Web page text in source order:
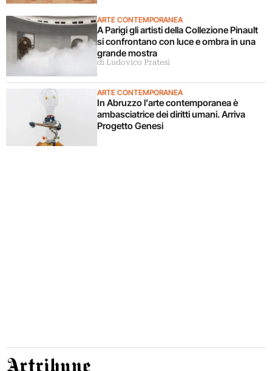
ARTE CONTEMPORANEA
A Parigi gli artisti della Collezione Pinault
si confrontano con luce e ombra in una
grande mostra
di Ludovico Pratesi
ARTE CONTEMPORANEA
In Abruzzo l’arte contemporanea è
ambasciatrice dei diritti umani. Arriva
Progetto Genesi
Artribune